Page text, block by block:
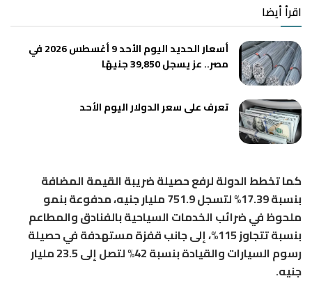
اقرأ أيضا
أسعار الحديد اليوم الأحد 9 أغسطس 2026 في
مصر.. عز يسجل 39,850 جنيهًا
تعرف على سعر الدولار اليوم الأحد
كما تخطط الدولة لرفع حصيلة ضريبة القيمة المضافة
بنسبة 17.39% لتسجل 751.9 مليار جنيه، مدفوعة بنمو
ملحوظ في ضرائب الخدمات السياحية بالفنادق والمطاعم
بنسبة تتجاوز 115%، إلى جانب قفزة مستهدفة في حصيلة
رسوم السيارات والقيادة بنسبة 42% لتصل إلى 23.5 مليار
جنيه.